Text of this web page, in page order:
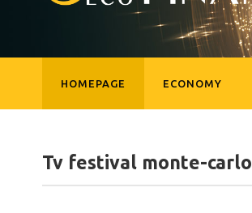
HOMEPAGE ECONOMY
Tv festival monte-carlo